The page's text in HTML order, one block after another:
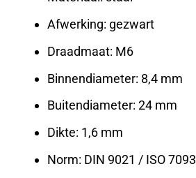
Afwerking: gezwart
Draadmaat: M6
Binnendiameter: 8,4 mm
Buitendiameter: 24 mm
Dikte: 1,6 mm
Norm: DIN 9021 / ISO 7093